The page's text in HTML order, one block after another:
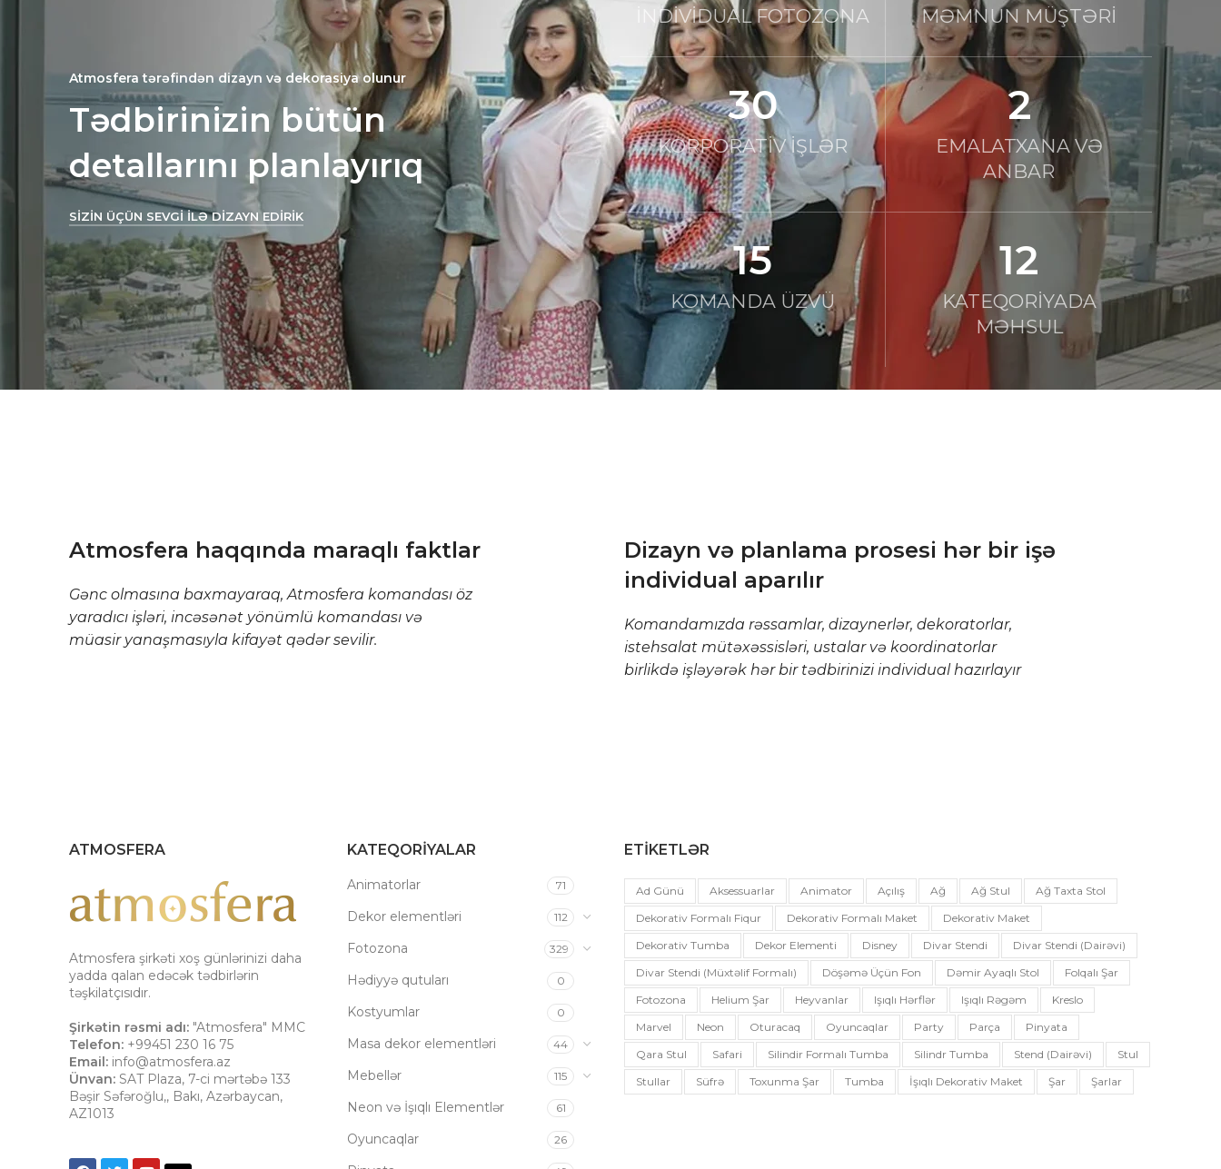
Atmosfera tərəfindən dizayn və dekorasiya olunur
Tədbirinizin bütün
detallarını planlayırıq
SİZİN ÜÇÜN SEVGİ İLƏ DİZAYN EDİRİK
İNDİVİDUAL FOTOZONA MƏMNUN MÜŞTƏRİ
30
KORPORATİV İŞLƏR
2
EMALATXANA VƏ
ANBAR
15
KOMANDA ÜZVÜ
12
KATEQORİYADA
MƏHSUL
Atmosfera haqqında maraqlı faktlar
Gənc olmasına baxmayaraq, Atmosfera komandası öz
yaradıcı işləri, incəsənət yönümlü komandası və
müasir yanaşmasıyla kifayət qədər sevilir.
Dizayn və planlama prosesi hər bir işə
individual aparılır
Komandamızda rəssamlar, dizaynerlər, dekoratorlar,
istehsalat mütəxəssisləri, ustalar və koordinatorlar
birlikdə işləyərək hər bir tədbirinizi individual hazırlayır
ATMOSFERA
Atmosfera şirkəti xoş günlərinizi daha
yadda qalan edəcək tədbirlərin
təşkilatçısıdır.
Şirkətin rəsmi adı: "Atmosfera" MMC
Telefon: +99451 230 16 75
Email: info@atmosfera.az
Ünvan: SAT Plaza, 7-ci mərtəbə 133
Bəşir Səfəroğlu,, Bakı, Azərbaycan,
AZ1013
KATEQORIYALAR
Animatorlar 71
Dekor elementləri 112
Fotozona 329
Hədiyyə qutuları 0
Kostyumlar 0
Masa dekor elementləri 44
Mebellər 115
Neon və İşıqlı Elementlər 61
Oyuncaqlar 26
ETIKETLƏR
Ad Günü Aksessuarlar Animator Açılış Ağ Ağ Stul
Ağ Taxta Stol
Dekorativ Formalı Fiqur
Dekorativ Formalı Maket
Dekorativ Maket
Dekorativ Tumba
Dekor Elementi Disney Divar Stendi
Divar Stendi (dairəvi)
Divar Stendi (müxtəlif Formalı)
Döşəmə Üçün Fon Dəmir Ayaqlı Stol
Folqalı Şar
Fotozona
Helium Şar Heyvanlar Işıqlı Hərflər Işıqlı Rəgəm
Kreslo
Marvel
Neon Oturacaq Oyuncaqlar Party Parça
Pinyata
Qara Stul
Safari Silindir Formalı Tumba Silindr Tumba Stend (dairəvi)
Stul
Stullar
Süfrə Toxunma Şar Tumba İşıqlı Dekorativ Maket Şar Şarlar